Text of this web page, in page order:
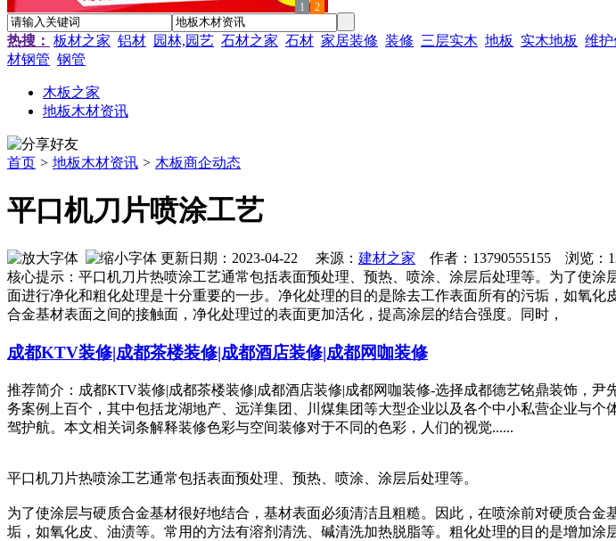
1 2
热搜： 板材之家 铝材 园林,园艺 石材之家 石材 家居装修 装修 三层实木 地板 实木地板 维
材钢管 钢管
木板之家
地板木材资讯
首页 > 地板木材资讯 > 木板商企动态
平口机刀片喷涂工艺
更新日期：2023-04-22 来源： 建材之家 作者：13790555155 浏览：
核心提示：平口机刀片热喷涂工艺通常包括表面预处理、预热、喷涂、涂层后处理等。为了使
面进行净化和粗化处理是十分重要的一步。净化处理的目的是除去工作表面所有的污垢，如氧
合金基材表面之间的接触面，净化处理过的表面更加活化，提高涂层的结合强度。同时，
成都KTV装修|成都茶楼装修|成都酒店装修|成都网咖装修
推荐简介：成都KTV装修|成都茶楼装修|成都酒店装修|成都网咖装修-选择成都德艺铭鼎装饰，
务案例上百个，其中包括龙湖地产、远洋集团、川煤集团等大型企业以及各个中小私营企业与
驾护航。本文相关词条解释装修色彩与空间装修对于不同的色彩，人们的视觉......
平口机刀片热喷涂工艺通常包括表面预处理、预热、喷涂、涂层后处理等。
为了使涂层与硬质合金基材很好地结合，基材表面必须清洁且粗糙。因此，在喷涂前对硬质合金
垢，如氧化皮、油渍等。常用的方法有溶剂清洗、碱清洗加热脱脂等。粗化处理的目的是增加